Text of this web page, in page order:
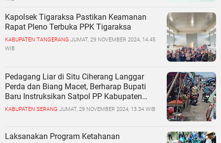
Kapolsek Tigaraksa Pastikan Keamanan
Rapat Pleno Terbuka PPK Tigaraksa
KABUPATEN TANGERANG JUMAT, 29 NOVEMBER 2024, 14.45
WIB
Pedagang Liar di Situ Ciherang Langgar
Perda dan Biang Macet, Berharap Bupati
Baru Instruksikan Satpol PP Kabupaten
Serang Bertindak
KABUPATEN SERANG JUMAT, 29 NOVEMBER 2024, 13.34 WIB
Laksanakan Program Ketahanan